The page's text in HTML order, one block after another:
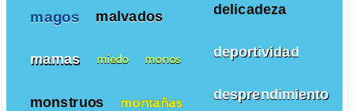
delicadeza
deportividad
desprendimiento
magos malvados
mamas miedo monos
monstruos montañas